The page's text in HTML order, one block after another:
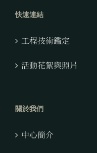
快速連結
工程技術鑑定
活動花絮與照片
關於我們
中心簡介